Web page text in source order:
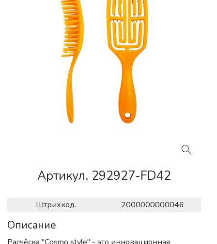
Артикул. 292927-FD42
Штрихкод. 2000000000046
Описание